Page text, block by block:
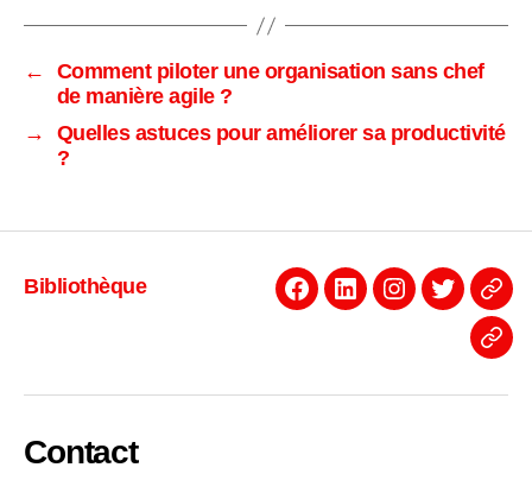
←
Comment piloter une organisation sans chef
de manière agile ?
→
Quelles astuces pour améliorer sa productivité
?
Bibliothèque
Facebook
LinkedinInstagram
Twitter
Contact